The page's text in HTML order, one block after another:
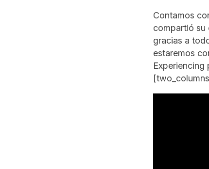
Contamos
compartió su
gracias a
estaremos
Experiencing